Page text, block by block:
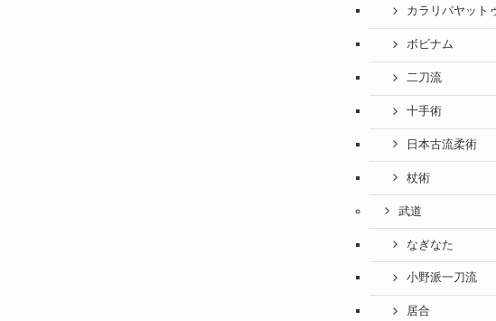
カラリパヤット
ボビナム
二刀流
十手術
日本古流柔術
杖術
武道
なぎなた
小野派一刀流
居合